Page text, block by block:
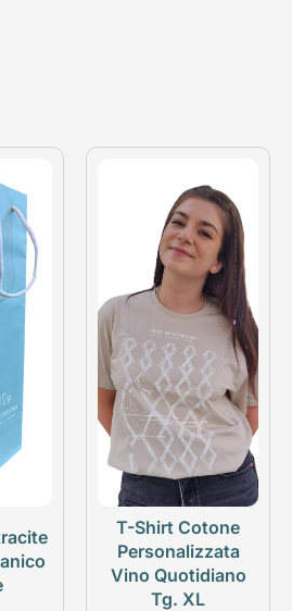
T-Shirt Cotone
Personalizzata
Vino Quotidiano
Tg. XL